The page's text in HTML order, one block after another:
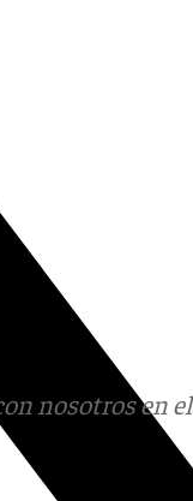
nosotros en el